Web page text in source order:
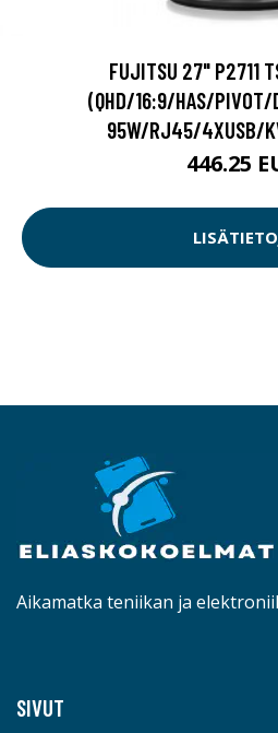
FUJITSU 27" P2711
(QHD/16:9/HAS/PIVOT/
95W/RJ45/4XUSB/
446.25
Aikamatka teniikan ja
SIVUT